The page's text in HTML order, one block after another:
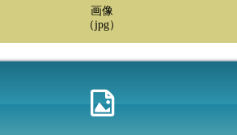
画像
（jpg）